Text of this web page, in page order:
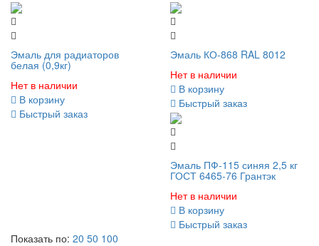
Эмаль для радиаторов
белая (0,9кг)
Нет в наличии
В корзину
Быстрый заказ
Эмаль КО-868 RAL 8012
Нет в наличии
В корзину
Быстрый заказ
Эмаль ПФ-115 синяя 2,5 кг
ГОСТ 6465-76 Грантэк
Нет в наличии
В корзину
Быстрый заказ
Показать по: 20 50 100